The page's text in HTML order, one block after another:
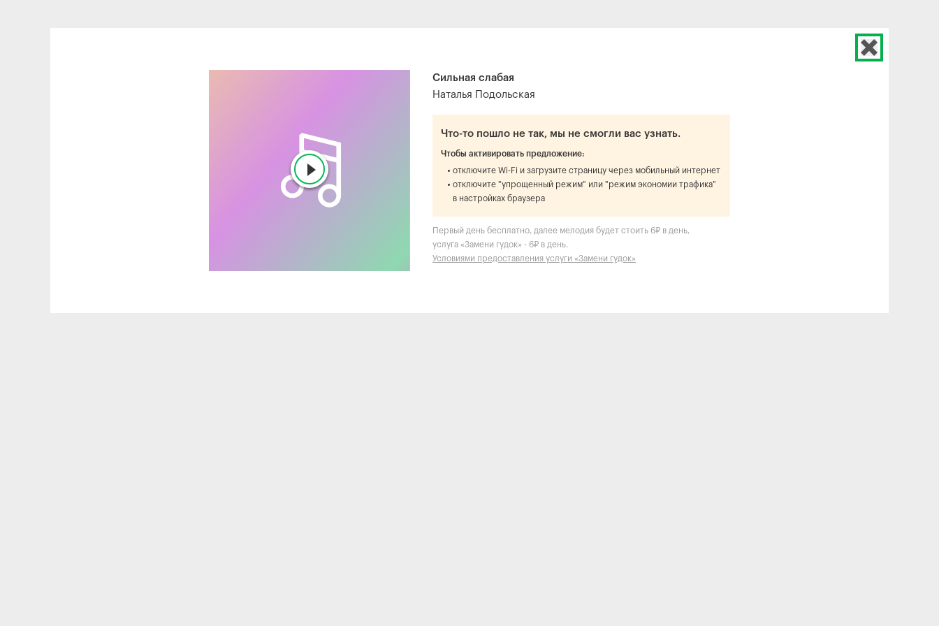
Сильная слабая
Наталья Подольская
Что-то пошло не так, мы не смогли вас узнать.
Чтобы активировать предложение:
отключите Wi-Fi и загрузите страницу через мобильный интернет
отключите "упрощенный режим" или "режим экономии трафика"
в настройках браузера
Первый день бесплатно, далее мелодия будет стоить 6₽ в день,
услуга «Замени гудок» - 6₽ в день.
Условиями предоставления услуги «Замени гудок»